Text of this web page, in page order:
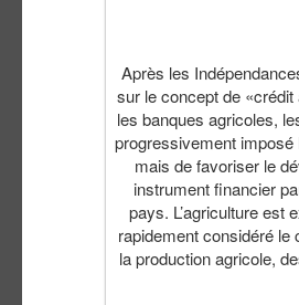
Après les
sur le concept de
les banques agricoles,
progressivement imposé
mais de favoriser le
instrument financier
pays. L’agriculture est
rapidement considéré le
la production agricole,